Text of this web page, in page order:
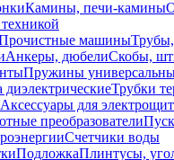
Камины, печи-камины
машины
Анкеры, дюбелиСкобы,
Пружины
диэлектрическиеТрубки
Аксессуары для
преобразователи
Счетчики воды
ПодложкаПлинтусы,